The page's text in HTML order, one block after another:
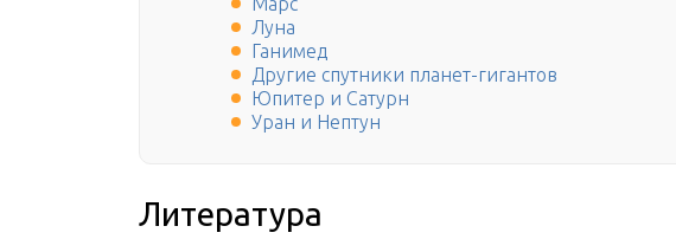
Луна
Ганимед
Другие спутники планет-гигантов
Юпитер и Сатурн
Уран и Нептун
Литература